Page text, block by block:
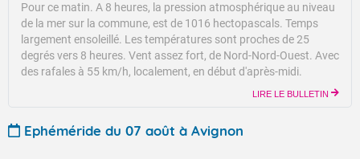
Pour ce matin. A 8 heures, la pression atmosphérique au niveau
de la mer sur la commune, est de 1016 hectopascals. Temps
largement ensoleillé. Les températures sont proches de 25
degrés vers 8 heures. Vent assez fort, de Nord-Nord-Ouest. Avec
des rafales à 55 km/h, localement, en début d'après-midi.
LIRE LE BULLETIN
Ephéméride du 07 août à Avignon